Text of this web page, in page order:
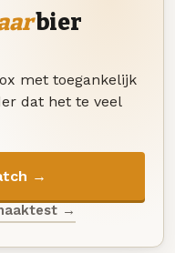
bier
met toegankelijk
dat het te veel
→
→